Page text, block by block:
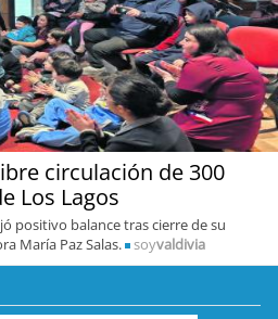
circulación de 300
Los Lagos
positivo balance tras cierre de su
María Paz Salas.
soyvaldivia